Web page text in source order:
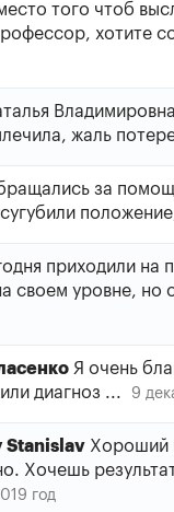
того чтоб
хотите
жаль
за
приходили на
своем уровне, но
Я очень
диагноз ...
9
Stanislav Хороший
Хочешь
год